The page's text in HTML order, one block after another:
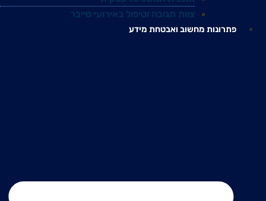
צוות תגובה וטיפול באירועי סייבר
פתרונות מחשוב ואבטחת מידע